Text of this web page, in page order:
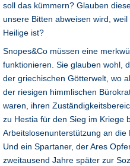
soll das kümmern? Glauben
unsere Bitten abweisen wird,
Heilige ist?
Snopes&Co müssen eine
funktionieren. Sie glauben wohl,
der griechischen Götterwelt, wo
der riesigen himmlischen
waren, ihren
zu Hestia für den Sieg im Kriege
Arbeitslosenunterstützung an die
Und ein Spartaner, der Ares
zweitausend Jahre später zur